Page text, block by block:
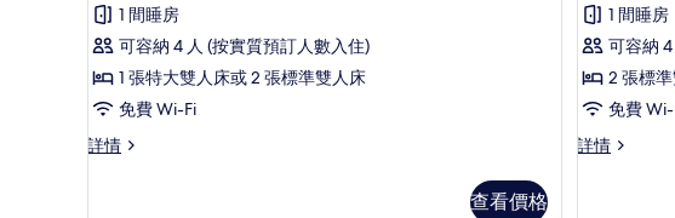
件
級
客
房
的
相
1 間睡房
可容納 4 人 (按實質預訂人數入住)
1 張特大雙人床或 2 張標準雙人床
免費 Wi-Fi
詳情
特
查看價格
級
客
房,
2
張
1 間睡房
可容納
2 張標
免費
詳情
特